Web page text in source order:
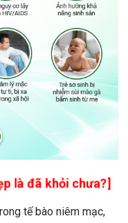
là đã khỏi chưa?]
tế bào niêm mạc,